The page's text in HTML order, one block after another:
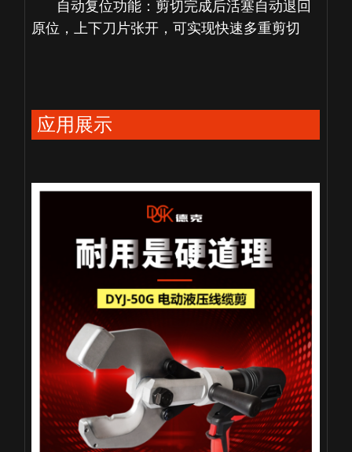
自动复位功能：剪切完成后活塞自动退回
原位，上下刀片张开，可实现快速多重剪切
应用展示